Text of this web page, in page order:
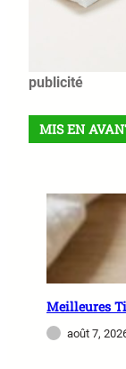
publicité
MIS EN
Meilleures
août 7,